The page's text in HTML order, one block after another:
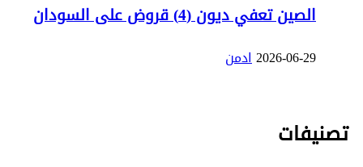
الصين تعفي ديون (4) قروض على السودان
2026-06-29ادمن
تصنيفات